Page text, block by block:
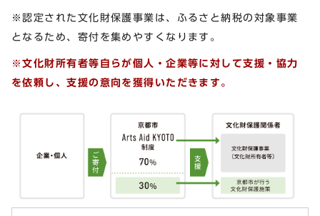
※認定された文化財保護事業は、ふるさと納税の対象事業
となるため、寄付を集めやすくなります。
※文化財所有者等自らが個人・企業等に対して支援・協力
を依頼し、支援の意向を獲得いただきます。